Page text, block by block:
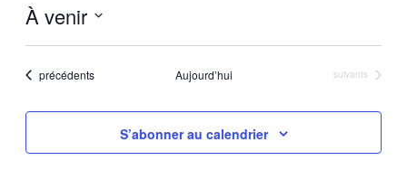
À venir
Sélectionnez
uneÉvènements
précédents Aujourd’hui Évènements
suivants
S’abonner au calendrier